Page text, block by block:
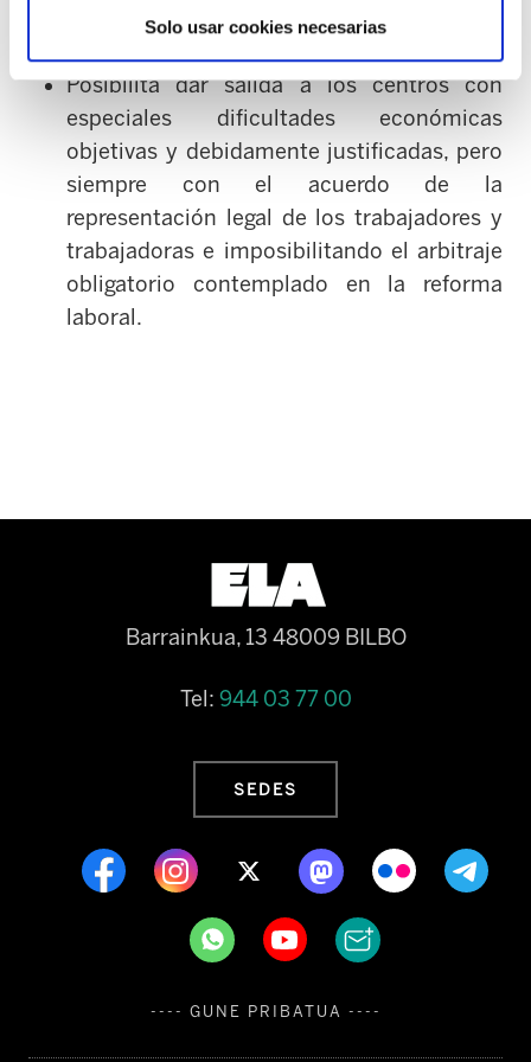
Solo usar cookies necesarias
homónimo de la enseñanza pública.
Posibilita dar salida a los centros con
especiales dificultades económicas
objetivas y debidamente justificadas, pero
siempre con el acuerdo de la
representación legal de los trabajadores y
trabajadoras e imposibilitando el arbitraje
obligatorio contemplado en la reforma
laboral.
Barrainkua, 13 48009 BILBO
Tel: 944 03 77 00
SEDES
---- GUNE PRIBATUA ----